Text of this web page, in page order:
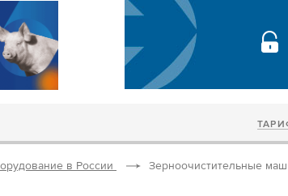
в России Зерноочистительные